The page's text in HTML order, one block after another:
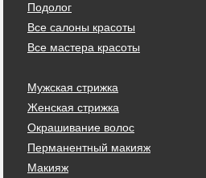
Подолог
Все салоны красоты
Все мастера красоты
Мужская стрижка
Женская стрижка
Окрашивание волос
Перманентный макияж
Макияж